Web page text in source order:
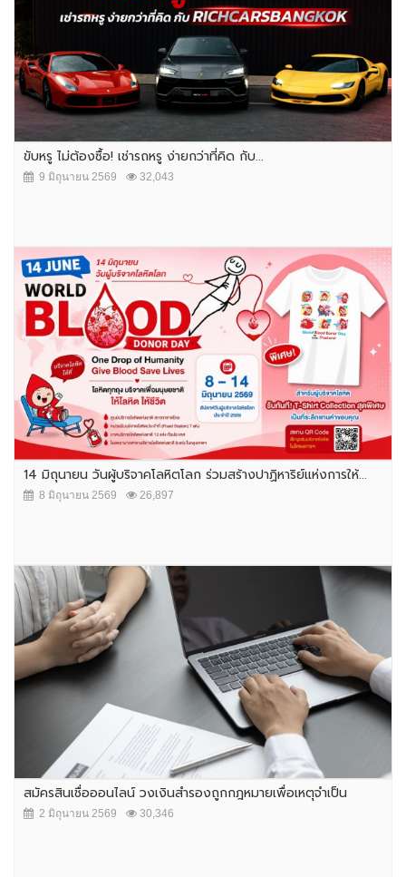
ขับหรู ไม่ต้องซื้อ! เช่ารถหรู ง่ายกว่าที่คิด กับ...
9 มิถุนายน 2569 32,043
14 มิถุนายน วันผู้บริจาคโลหิตโลก ร่วมสร้างปาฏิหาริย์แห่งการให้...
8 มิถุนายน 2569 26,897
สมัครสินเชื่อออนไลน์ วงเงินสำรองถูกกฎหมายเพื่อเหตุจำเป็น
2 มิถุนายน 2569 30,346